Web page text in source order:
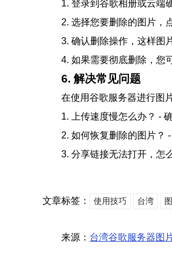
1. 登录到谷歌相册或云端
2. 选择您要删除的图片，
3. 确认删除操作，这样图
4. 如果需要彻底删除，您
6. 解决常见问题
在使用谷歌服务器进行图
1. 上传速度慢怎么办？ -
2. 如何恢复删除的图片？
3. 分享链接无法打开，怎
文章标签： 使用技巧 台湾
来源： 台湾谷歌服务器图